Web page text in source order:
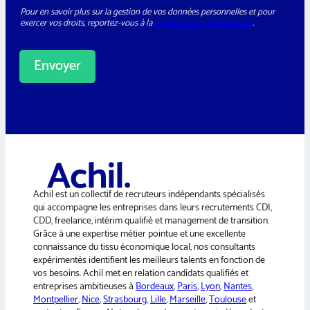
e
t
t
r
D
*
Pour en savoir plus sur la gestion de vos données personnelles et pour
exercer vos droits, reportez-vous à lapolitique de confidentialité.
Envoyer
e
Achil est un collectif de recruteurs indépendants spécialisés
qui accompagne les entreprises dans leurs recrutements CDI,
CDD, freelance, intérim qualifié et management de transition.
Grâce à une expertise métier pointue et une excellente
connaissance du tissu économique local, nos consultants
expérimentés identifient les meilleurs talents en fonction de
vos besoins. Achil met en relation candidats qualifiés et
entreprises ambitieuses àBordeaux,Paris,Lyon,Nantes,
Montpellier,Nice,Strasbourg,Lille,Marseille,Toulouseet